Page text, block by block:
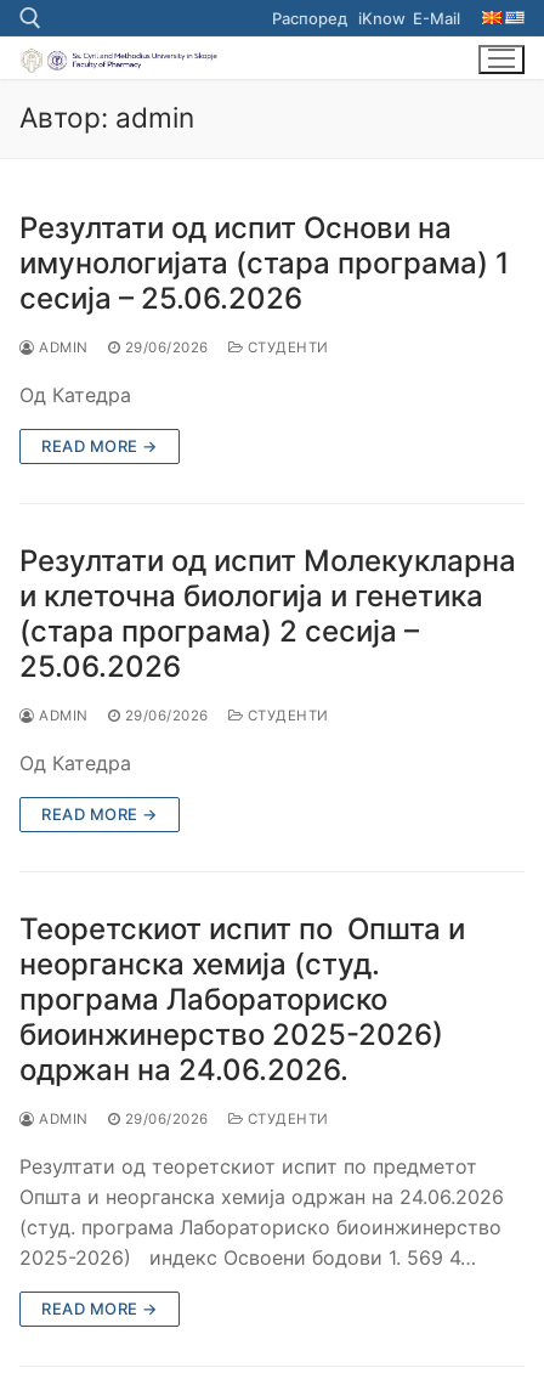
Skip
to
content
Search for:
Распоред iKnow E-Mail
Автор: admin
Резултати од испит Основи на
имунологијата (стара програма) 1
сесија – 25.06.2026
ADMIN 29/06/2026 СТУДЕНТИ
Од Катедра
READ MORE →
Резултати од испит Молекукларна
и клеточна биологија и генетика
(стара програма) 2 сесија –
25.06.2026
ADMIN 29/06/2026 СТУДЕНТИ
Од Катедра
READ MORE →
Теоретскиот испит по Општа и
неорганска хемија (студ.
програма Лабораториско
биоинжинерство 2025-2026)
одржан на 24.06.2026.
ADMIN 29/06/2026 СТУДЕНТИ
Резултати од теоретскиот испит по предметот
Општа и неорганска хемија одржан на 24.06.2026
(студ. програма Лабораториско биоинжинерство
2025-2026) индекс Освоени бодови 1. 569 4…
READ MORE →